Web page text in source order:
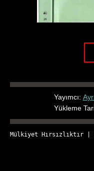
Yayımcı:
Yükleme
Mülkiyet Hırsızlıktır